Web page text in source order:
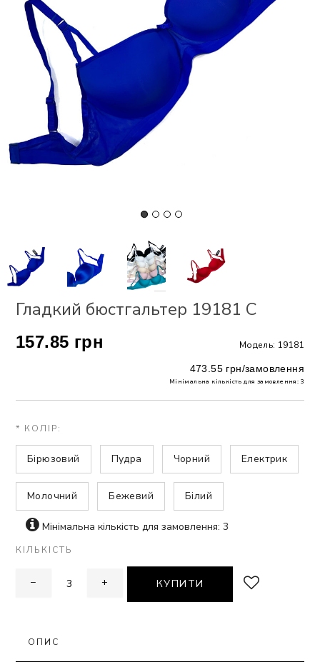
Гладкий бюстгальтер 19181 С
157.85 грн Модель: 19181
473.55 грн/замовлення
Мінімальна кількість для замовлення: 3
* КОЛІР:
Бірюзовий Пудра Чорний Електрик
Молочний Бежевий Білий
Мінімальна кількість для замовлення: 3
КІЛЬКІСТЬ
− + КУПИТИ
ОПИС